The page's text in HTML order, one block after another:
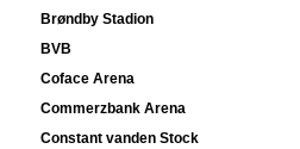
Brøndby Stadion
BVB
Coface Arena
Commerzbank Arena
Constant vanden Stock